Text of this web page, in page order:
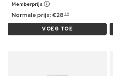
Memberprijs
Normale prijs:€28 89
VOEG TOE